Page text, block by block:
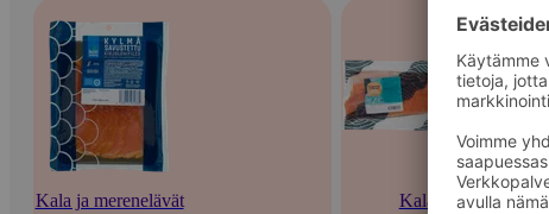
Kala ja merenelävät Kala